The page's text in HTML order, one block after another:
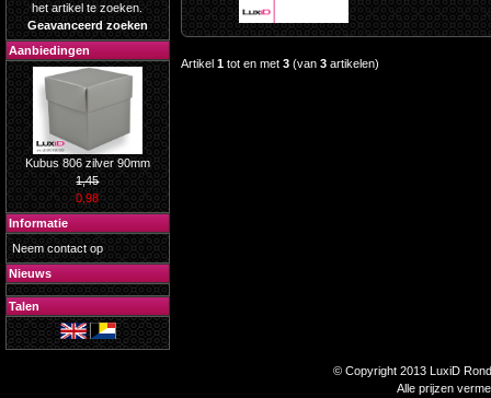
Artikel 1 tot en met 3 (van 3 artikelen)
het artikel te zoeken.
Geavanceerd zoeken
Aanbiedingen
Kubus 806 zilver 90mm
1,45
0,98
Informatie
Neem contact op
Nieuws
Talen
© Copyright 2013 LuxiD
Alle prijzen